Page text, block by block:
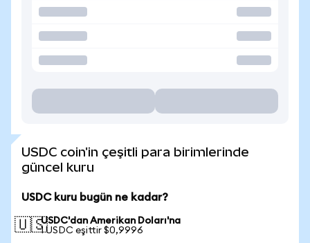
USDC coin'in çeşitli para birimlerinde
güncel kuru
USDC kuru bugün ne kadar?
🇺🇸USDC'dan Amerikan Doları'na
1 USDC eşittir $0,9996